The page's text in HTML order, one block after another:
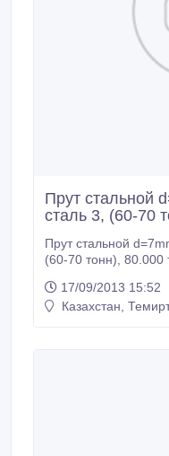
Прут стальной
сталь 3, (60-70
Прут стальной d=7mm, l=2, 63m, Марка:
(60-70 тонн),
17/09/2013 15:52
Казахстан,